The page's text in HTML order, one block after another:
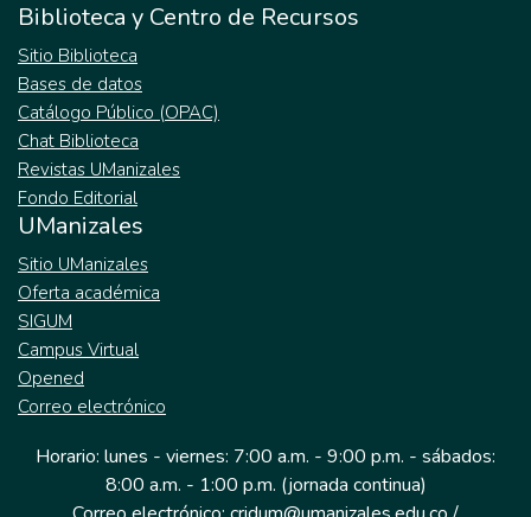
Biblioteca y Centro de Recursos
Sitio Biblioteca
Bases de datos
Catálogo Público (OPAC)
Chat Biblioteca
Revistas UManizales
Fondo Editorial
UManizales
Sitio UManizales
Oferta académica
SIGUM
Campus Virtual
Opened
Correo electrónico
Horario: lunes - viernes: 7:00 a.m. - 9:00 p.m. - sábados:
8:00 a.m. - 1:00 p.m. (jornada continua)